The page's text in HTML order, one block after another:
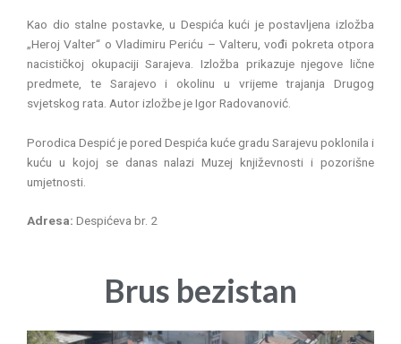
Kao dio stalne postavke, u Despića kući je postavljena izložba
„Heroj Valter“ o Vladimiru Periću – Valteru, vođi pokreta otpora
nacističkoj okupaciji Sarajeva. Izložba prikazuje njegove lične
predmete, te Sarajevo i okolinu u vrijeme trajanja Drugog
svjetskog rata. Autor izložbe je Igor Radovanović.
Porodica Despić je pored Despića kuće gradu Sarajevu poklonila i
kuću u kojoj se danas nalazi Muzej književnosti i pozorišne
umjetnosti.
Adresa: Despićeva br. 2
Brus bezistan